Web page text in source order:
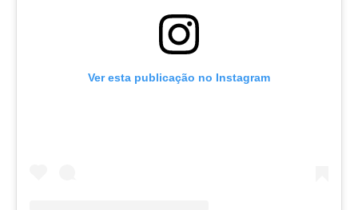
Ver esta publicação no Instagram